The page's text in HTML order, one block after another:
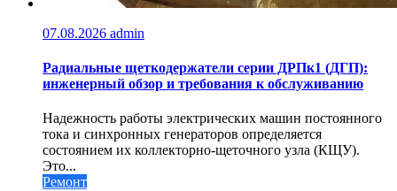
07.08.2026 admin
Радиальные щеткодержатели серии ДРПк1 (ДГП):
инженерный обзор и требования к обслуживанию
Надежность работы электрических машин постоянного
тока и синхронных генераторов определяется
состоянием их коллекторно-щеточного узла (КЩУ).
Это...
Ремонт